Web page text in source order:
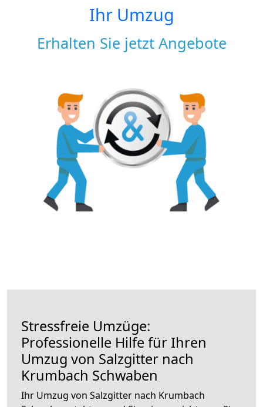
Ihr Umzug
Erhalten Sie jetzt Angebote
Stressfreie Umzüge:
Professionelle Hilfe für Ihren
Umzug von Salzgitter nach
Krumbach Schwaben
Ihr Umzug von Salzgitter nach Krumbach